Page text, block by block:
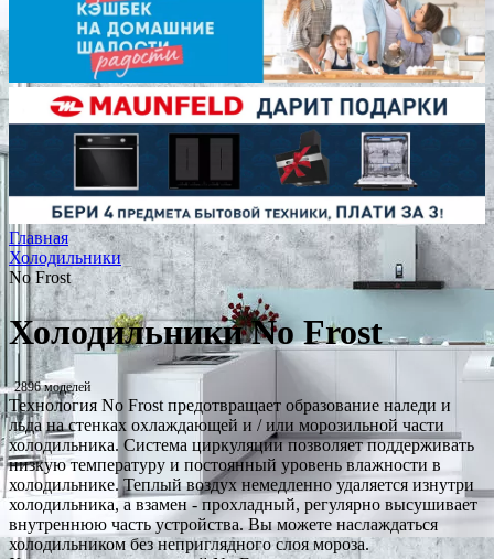
Главная
Холодильники
No Frost
Холодильники No Frost
2896 моделей
Технология No Frost предотвращает образование наледи и
льда на стенках охлаждающей и / или морозильной части
холодильника. Система циркуляции позволяет поддерживать
низкую температуру и постоянный уровень влажности в
холодильнике. Теплый воздух немедленно удаляется изнутри
холодильника, а взамен - прохладный, регулярно высушивает
внутреннюю часть устройства. Вы можете наслаждаться
холодильником без неприглядного слоя мороза.